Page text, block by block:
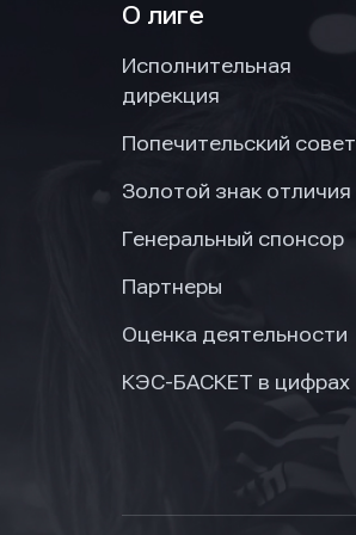
О лиге
Исполнительная
дирекция
Попечительский совет
Золотой знак отличия
Генеральный спонсор
Партнеры
Оценка деятельности
КЭС-БАСКЕТ в цифрах